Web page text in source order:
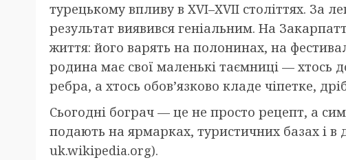
турецькому впливу в XVI–XVII століттях. За
результат виявився геніальним. На
життя: його варять на полонинах, на
родина має свої маленькі таємниці — хтось
ребра, а хтось обов’язково кладе чіпетке,
Сьогодні бограч — це не просто рецепт, а
подають на ярмарках, туристичних базах і
uk.wikipedia.org).